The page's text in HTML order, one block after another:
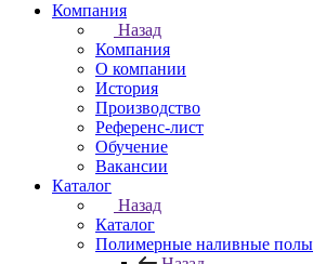
Компания
Назад
Компания
О компании
История
Производство
Референс-лист
Обучение
Вакансии
Каталог
Назад
Каталог
Полимерные наливные полы